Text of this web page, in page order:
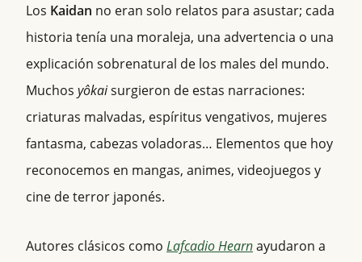
Los Kaidan no eran solo relatos para asustar; cada
historia tenía una moraleja, una advertencia o una
explicación sobrenatural de los males del mundo.
Muchos yôkaisurgieron de estas narraciones:
criaturas malvadas, espíritus vengativos, mujeres
fantasma, cabezas voladoras… Elementos que hoy
reconocemos en mangas, animes, videojuegos y
cine de terror japonés.
Autores clásicos como Lafcadio Hearnayudaron a